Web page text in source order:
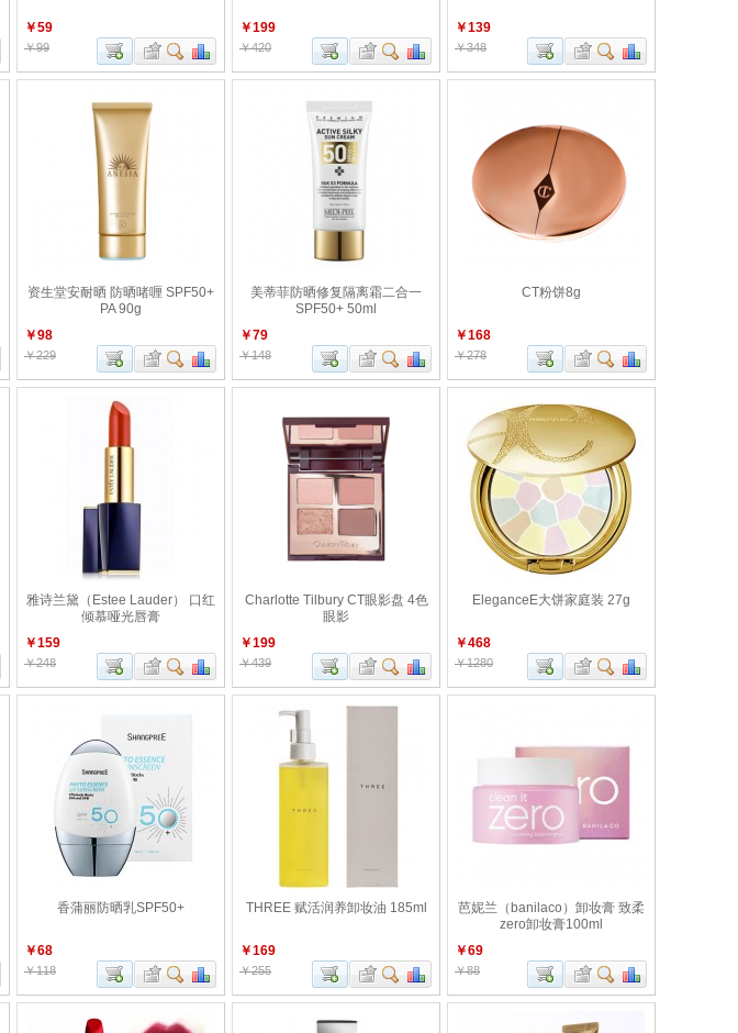
￥59
￥99
￥199
￥420
￥139
￥348
资生堂安耐晒 防晒啫喱 SPF50+
PA 90g
￥98
￥229
美蒂菲防晒修复隔离霜二合一
SPF50+ 50ml
￥79
￥148
CT粉饼8g
￥168
￥278
雅诗兰黛（Estee Lauder） 口红
倾慕哑光唇膏
￥159
￥248
Charlotte Tilbury CT眼影盘 4色
眼影
￥199
￥439
EleganceE大饼家庭装 27g
￥468
￥1280
香蒲丽防晒乳SPF50+
￥68
￥118
THREE 赋活润养卸妆油 185ml
￥169
￥255
芭妮兰（banilaco）卸妆膏 致柔
zero卸妆膏100ml
￥69
￥88